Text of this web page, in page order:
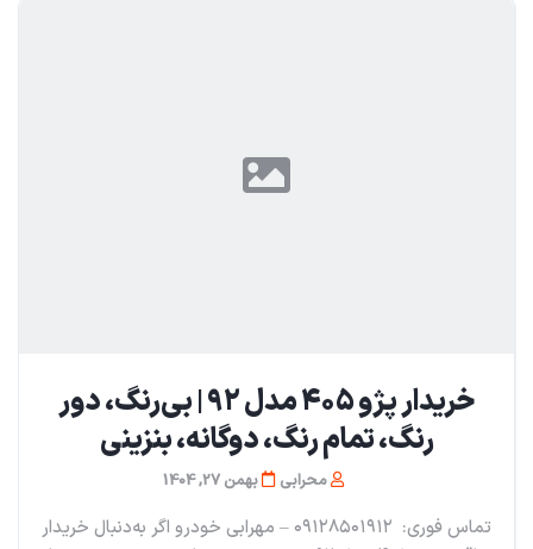
خریدار پژو ۴۰۵ مدل ۹۲ | بی‌رنگ، دور
رنگ، تمام رنگ، دوگانه، بنزینی
محرابی بهمن 27, 1404
تماس فوری: ۰۹۱۲۸۵۰۱۹۱۲ – مهرابی خودرو اگر به‌دنبال خریدار